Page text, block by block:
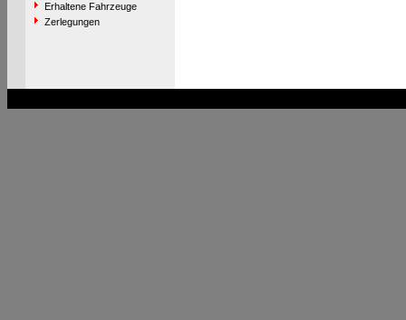
Erhaltene Fahrzeuge
Zerlegungen